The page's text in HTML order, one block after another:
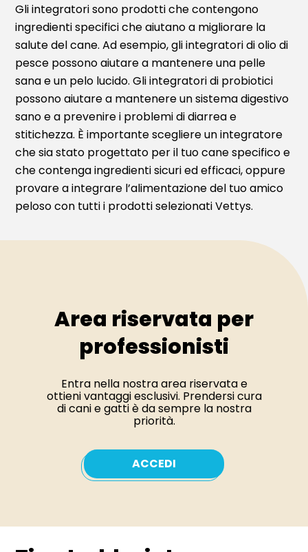
Gli integratori sono prodotti che contengono
ingredienti specifici che aiutano a migliorare la
salute del cane. Ad esempio, gli integratori di olio di
pesce possono aiutare a mantenere una pelle
sana e un pelo lucido. Gli integratori di probiotici
possono aiutare a mantenere un sistema digestivo
sano e a prevenire i problemi di diarrea e
stitichezza. È importante scegliere un integratore
che sia stato progettato per il tuo cane specifico e
che contenga ingredienti sicuri ed efficaci, oppure
provare a integrare l’alimentazione del tuo amico
peloso con tutti i prodotti selezionati Vettys.
Area riservata per
professionisti
Entra nella nostra area riservata e
ottieni vantaggi esclusivi. Prendersi cura
di cani e gatti è da sempre la nostra
priorità.
ACCEDI